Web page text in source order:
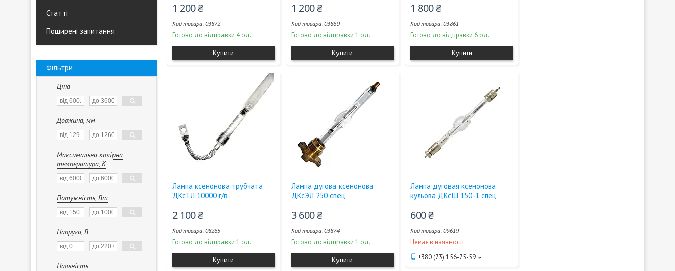
Статті
Поширені запитання
Фільтри
Ціна
Довжина, мм
Максимальна колірна
температура, К
Потужність, Вт
Напруга, В
Наявність
1 200 ₴
03872
Готово до відправки 4 од.
Купити
1 200 ₴
03869
Готово до відправки 1 од.
Купити
1 800 ₴
03861
Готово до відправки 6 од.
Купити
Лампа ксенонова трубчата
ДКсТЛ 10000 г/в
2 100 ₴
08265
Готово до відправки 1 од.
Купити
Лампа дугова ксенонова
ДКсЭЛ 250 спец
3 600 ₴
03874
Готово до відправки 1 од.
Купити
Лампа дуговая ксенонова
кульова ДКсШ 150-1 спец
600 ₴
09619
Немає в наявності
+380 (73) 156-75-59